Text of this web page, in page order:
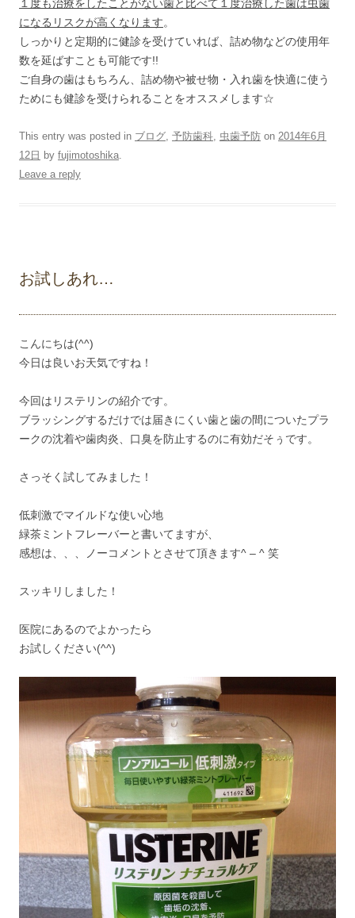
１度も治療をしたことがない歯と比べて１度治療した歯は虫歯
になるリスクが高くなります。
しっかりと定期的に健診を受けていれば、詰め物などの使用年
数を延ばすことも可能です!!
ご自身の歯はもちろん、詰め物や被せ物・入れ歯を快適に使う
ためにも健診を受けられることをオススメします☆
This entry was posted in ブログ 予防歯科 虫歯予防 on 2014年6月
12日 by fujimotoshika
Leave a reply
お試しあれ…
こんにちは(^^)
今日は良いお天気ですね！
今回はリステリンの紹介です。
ブラッシングするだけでは届きにくい歯と歯の間についたプラ
ークの沈着や歯肉炎、口臭を防止するのに有効だそぅです。
さっそく試してみました！
低刺激でマイルドな使い心地
緑茶ミントフレーバーと書いてますが、
感想は、、、ノーコメントとさせて頂きます^ – ^ 笑
スッキリしました！
医院にあるのでよかったら
お試しください(^^)